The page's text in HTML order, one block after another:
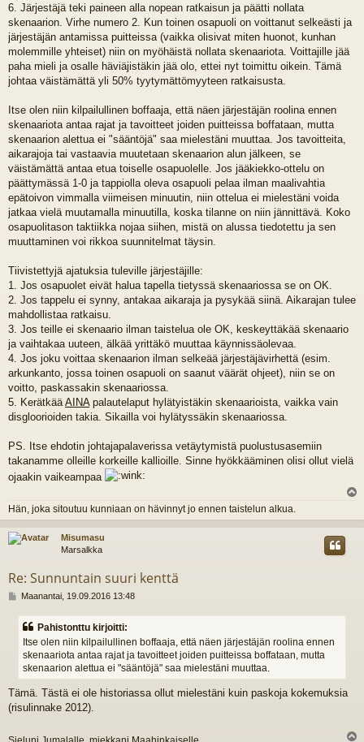
6. Järjestäjä teki paineen alla nopean ratkaisun ja päätti nollata
skenaarion. Virhe numero 2. Kun toinen osapuoli on voittanut selkeästi ja
järjestäjän antamissa puitteissa (vaikka olisivat miten huonot, kunhan
molemmille yhteiset) niin on myöhäistä nollata skenaariota. Voittajille jää
paha mieli ja osalle häviäjistäkin jää olo, ettei nyt toimittu oikein. Tämä
johtaa väistämättä yli 50% tyytymättömyyteen ratkaisusta.
Itse olen niin kilpailullinen boffaaja, että näen järjestäjän roolina ennen
skenaariota antaa rajat ja tavoitteet joiden puitteissa boffataan, mutta
skenaarion alettua ei "sääntöjä" saa mielestäni muuttaa. Jos tavoitteita,
aikarajoja tai vastaavia muutetaan skenaarion alun jälkeen, se
väistämättä antaa etua toiselle osapuolelle. Jos jääkiekko-ottelu on
päättymässä 1-0 ja tappiolla oleva osapuoli pelaa ilman maalivahtia
epätoivon vimmalla viimeisen minuutin, niin ottelua ei mielestäni voida
jatkaa vielä muutamalla minuutilla, koska tilanne on niin jännittävä. Koko
osapuolitason taktiikka nojaa siihen, mistä on alussa tiedotettu ja sen
muuttaminen voi rikkoa suunnitelmat täysin.
Tiivistettyjä ajatuksia tuleville järjestäjille:
1. Jos osapuolet eivät halua tapella tietyssä skenaariossa se on OK.
2. Jos tappelu ei synny, antakaa aikaraja ja pysykää siinä. Aikarajan tulee
mahdollistaa ratkaisu.
3. Jos teille ei skenaario ilman taistelua ole OK, keskeyttäkää skenaario
ja vaihtakaa uuteen, älkää yrittäkö muuttaa käynnissäolevaa.
4. Jos joku voittaa skenaarion ilman selkeää järjestäjävirhettä (esim.
arkunkanto, jossa toinen osapuoli on saanut väärät ohjeet), niin se on
voitto, paskassakin skenaariossa.
5. Kerätkää AINApalautelaput hylätyistäkin skenaarioista, vaikka vain
disgloorioiden takia. Sikailla voi hylätyssäkin skenaariossa.
PS. Itse ehdotin johtajapalaverissa vetäytymistä puolustusasemiin
takanamme olleille korkeille kallioille. Sinne hyökkääminen olisi ollut vielä
ojaakin vaikeampaa
Hän, joka sitoutuu kunniaan on hävinnyt jo ennen taistelun alkua.
ö
Misumasu
Marsalkka
Re: Sunnuntain suuri kenttä
V
e
Maanantai, 19.09.2016 13:48
Pahistonttu kirjoitti:
Itse olen niin kilpailullinen boffaaja, että näen järjestäjän roolina ennen
skenaariota antaa rajat ja tavoitteet joiden puitteissa boffataan, mutta
skenaarion alettua ei "sääntöjä" saa mielestäni muuttaa.
Tämä. Tästä ei ole historiassa ollut mielestäni kuin paskoja kokemuksia
(risulinnake 2012).